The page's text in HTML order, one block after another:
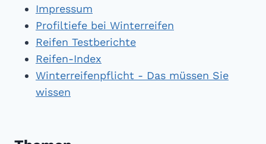
Impressum
Profiltiefe bei Winterreifen
Reifen Testberichte
Reifen-Index
Winterreifenpflicht - Das müssen Sie
wissen